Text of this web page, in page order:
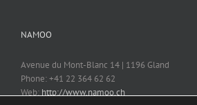
NAMOO
Avenue du Mont-Blanc 14 | 1196 Gland
Phone: +41 22 364 62 62
Web: http://www.namoo.ch